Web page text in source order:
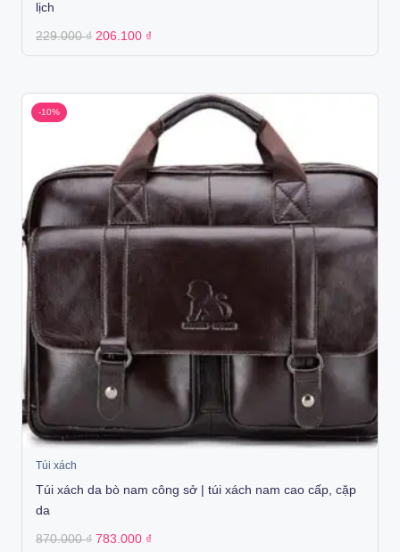
lịch
229.000₫ Original
was:
206.100 ₫
is:
-10%
Túi xách
Túi xách da bò nam công sở | túi xách nam cao cấp, cặp
da
870.000₫ Original
783.000 ₫